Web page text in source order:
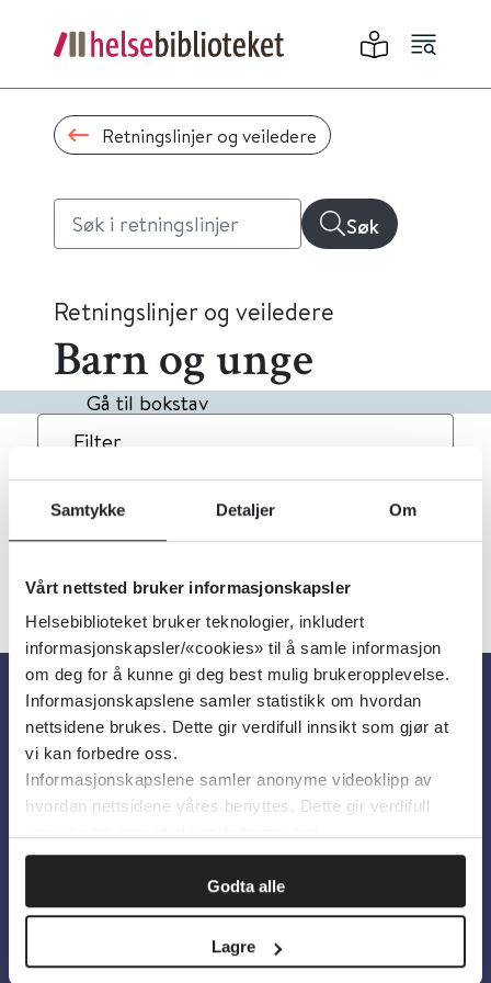
Samtykke Detaljer Om
Vårt nettsted bruker informasjonskapsler
Helsebiblioteket bruker teknologier, inkludert
informasjonskapsler/«cookies» til å samle informasjon
om deg for å kunne gi deg best mulig brukeropplevelse.
Informasjonskapslene samler statistikk om hvordan
nettsidene brukes. Dette gir verdifull innsikt som gjør at
vi kan forbedre oss.
Informasjonskapslene samler anonyme videoklipp av
hvordan nettsidene våres benyttes. Dette gir verdifull
Godta alle
Lagre
Retningslinjer og veiledere
Søk
Retningslinjer og veiledere
Barn og unge
Gå til bokstav
Filter
6Treff Dato Alfabetisk
Om oss
Om Helsebiblioteket
Personvern og informasjonskapsler
Tilgjengelighetserklæring
Information in English
Bilder fra Colourbox.com